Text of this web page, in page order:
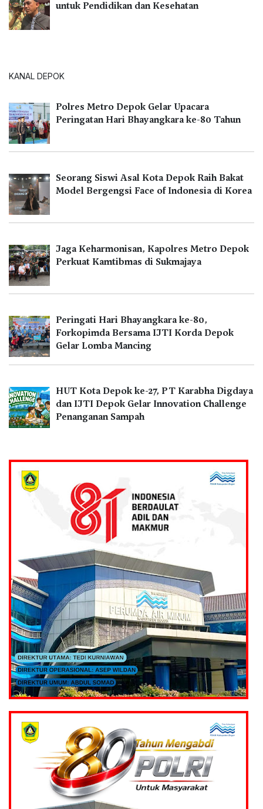
untuk Pendidikan dan Kesehatan
KANAL DEPOK
Polres Metro Depok Gelar Upacara
Peringatan Hari Bhayangkara ke-80 Tahun
Seorang Siswi Asal Kota Depok Raih Bakat
Model Bergengsi Face of Indonesia di Korea
Jaga Keharmonisan, Kapolres Metro Depok
Perkuat Kamtibmas di Sukmajaya
Peringati Hari Bhayangkara ke-80,
Forkopimda Bersama IJTI Korda Depok
Gelar Lomba Mancing
HUT Kota Depok ke-27, PT Karabha Digdaya
dan IJTI Depok Gelar Innovation Challenge
Penanganan Sampah